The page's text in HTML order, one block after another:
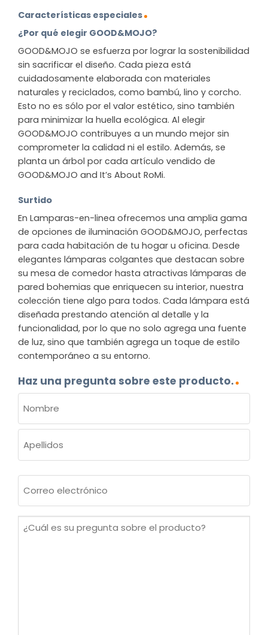
Características especiales
¿Por qué elegir GOOD&MOJO?
GOOD&MOJO se esfuerza por lograr la sostenibilidad
sin sacrificar el diseño. Cada pieza está
cuidadosamente elaborada con materiales
naturales y reciclados, como bambú, lino y corcho.
Esto no es sólo por el valor estético, sino también
para minimizar la huella ecológica. Al elegir
GOOD&MOJO contribuyes a un mundo mejor sin
comprometer la calidad ni el estilo. Además, se
planta un árbol por cada artículo vendido de
GOOD&MOJO and It’s About RoMi.
Surtido
En Lamparas-en-linea ofrecemos una amplia gama
de opciones de iluminación GOOD&MOJO, perfectas
para cada habitación de tu hogar u oficina. Desde
elegantes lámparas colgantes que destacan sobre
su mesa de comedor hasta atractivas lámparas de
pared bohemias que enriquecen su interior, nuestra
colección tiene algo para todos. Cada lámpara está
diseñada prestando atención al detalle y la
funcionalidad, por lo que no solo agrega una fuente
de luz, sino que también agrega un toque de estilo
contemporáneo a su entorno.
Haz una pregunta sobre este producto.
(OBLIGATORIO)
Nombre
electrónico
¿Cuál